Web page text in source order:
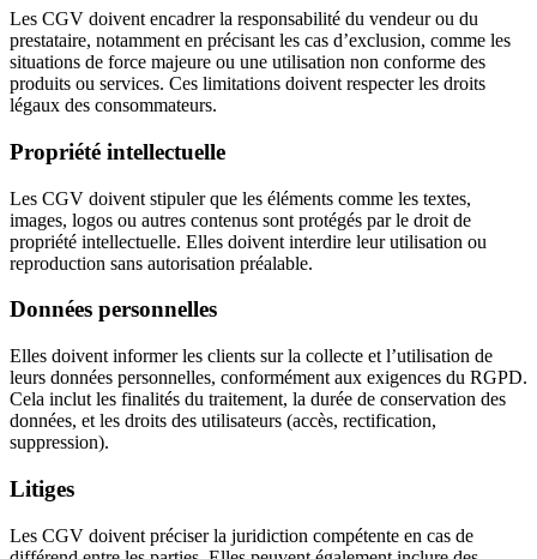
Les CGV doivent encadrer la responsabilité du vendeur ou du
prestataire, notamment en précisant les cas d’exclusion, comme les
situations de force majeure ou une utilisation non conforme des
produits ou services. Ces limitations doivent respecter les droits
légaux des consommateurs.
Propriété intellectuelle
Les CGV doivent stipuler que les éléments comme les textes,
images, logos ou autres contenus sont protégés par le droit de
propriété intellectuelle. Elles doivent interdire leur utilisation ou
reproduction sans autorisation préalable.
Données personnelles
Elles doivent informer les clients sur la collecte et l’utilisation de
leurs données personnelles, conformément aux exigences du RGPD.
Cela inclut les finalités du traitement, la durée de conservation des
données, et les droits des utilisateurs (accès, rectification,
suppression).
Litiges
Les CGV doivent préciser la juridiction compétente en cas de